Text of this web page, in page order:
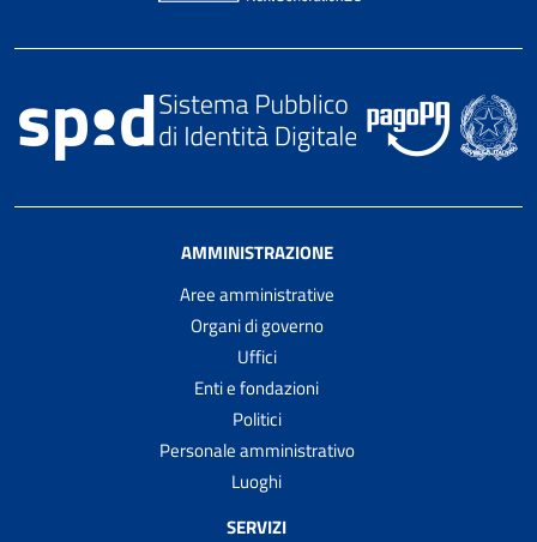
AMMINISTRAZIONE
Aree amministrative
Organi di governo
Uffici
Enti e fondazioni
Politici
Personale amministrativo
Luoghi
SERVIZI